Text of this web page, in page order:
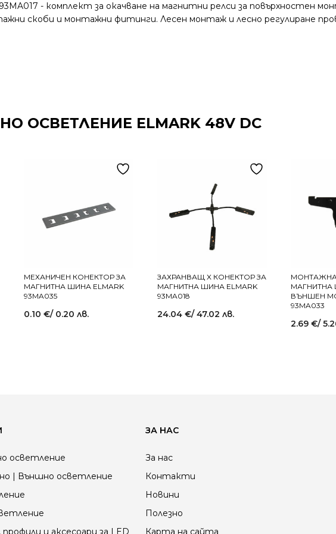
- комплект за окачване на магнитни релси за повърхностен
скоби и монтажни фитинги. Лесен монтаж и лесно регулиране
ОСВЕТЛЕНИЕ ELMARK 48V DC
МЕХАНИЧЕН КОНЕКТОР ЗА
МАГНИТНА ШИНА ELMARK
93MA035
0.10 €/ 0.20 лв.
ЗАХРАНВАЩ X КОНЕКТОР ЗА
МАГНИТНА ШИНА ELMARK
93MA018
24.04 €/ 47.02 лв.
МАГНИТНА
ВЪНШЕН
93MA033
2.69 €/
осветление
| Външно осветление
и аксесоари за LED
ЗА НАС
За нас
Контакти
Новини
Полезно
Карта на сайта